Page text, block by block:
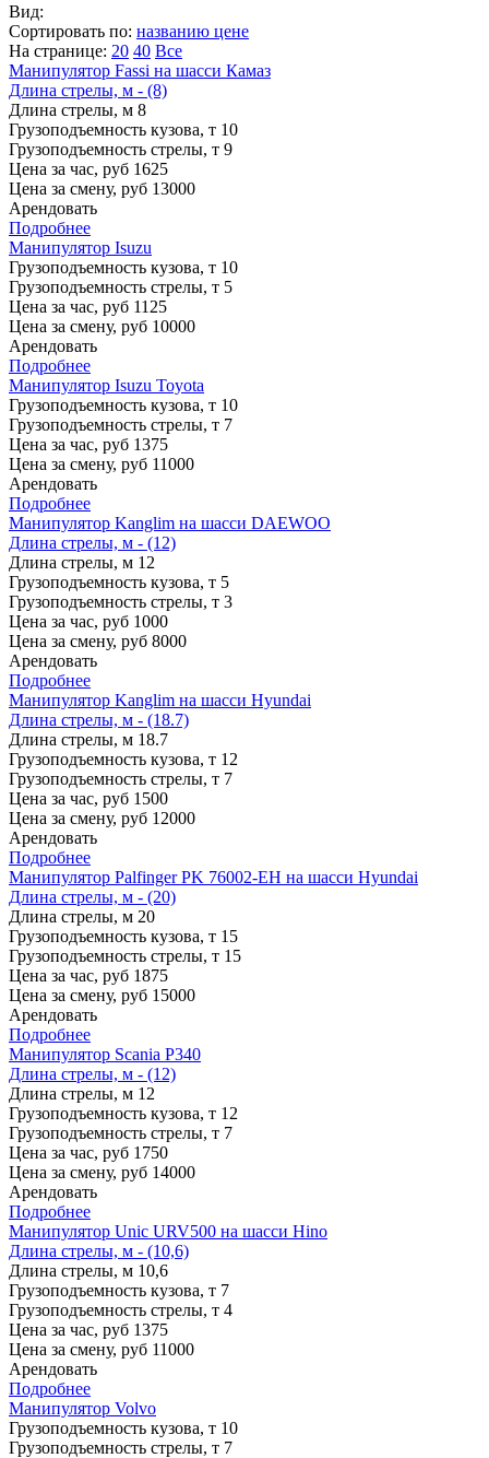
Вид:
Сортировать по: названию цене
На странице: 20 40 Все
Манипулятор Fassi на шасси Камаз
Длина стрелы, м - (8)
Длина стрелы, м 8
Грузоподъемность кузова, т 10
Грузоподъемность стрелы, т 9
Цена за час, руб 1625
Цена за смену, руб 13000
Арендовать
Подробнее
Манипулятор Isuzu
Грузоподъемность кузова, т 10
Грузоподъемность стрелы, т 5
Цена за час, руб 1125
Цена за смену, руб 10000
Арендовать
Подробнее
Манипулятор Isuzu Toyota
Грузоподъемность кузова, т 10
Грузоподъемность стрелы, т 7
Цена за час, руб 1375
Цена за смену, руб 11000
Арендовать
Подробнее
Манипулятор Kanglim на шасси DAEWOO
Длина стрелы, м - (12)
Длина стрелы, м 12
Грузоподъемность кузова, т 5
Грузоподъемность стрелы, т 3
Цена за час, руб 1000
Цена за смену, руб 8000
Арендовать
Подробнее
Манипулятор Kanglim на шасси Hyundai
Длина стрелы, м - (18.7)
Длина стрелы, м 18.7
Грузоподъемность кузова, т 12
Грузоподъемность стрелы, т 7
Цена за час, руб 1500
Цена за смену, руб 12000
Арендовать
Подробнее
Манипулятор Palfinger PK 76002-EH на шасси Hyundai
Длина стрелы, м - (20)
Длина стрелы, м 20
Грузоподъемность кузова, т 15
Грузоподъемность стрелы, т 15
Цена за час, руб 1875
Цена за смену, руб 15000
Арендовать
Подробнее
Манипулятор Scania P340
Длина стрелы, м - (12)
Длина стрелы, м 12
Грузоподъемность кузова, т 12
Грузоподъемность стрелы, т 7
Цена за час, руб 1750
Цена за смену, руб 14000
Арендовать
Подробнее
Манипулятор Unic URV500 на шасси Hino
Длина стрелы, м - (10,6)
Длина стрелы, м 10,6
Грузоподъемность кузова, т 7
Грузоподъемность стрелы, т 4
Цена за час, руб 1375
Цена за смену, руб 11000
Арендовать
Подробнее
Манипулятор Volvo
Грузоподъемность кузова, т 10
Грузоподъемность стрелы, т 7